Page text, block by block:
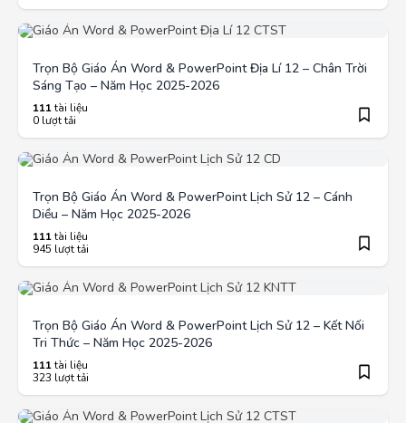
Trọn Bộ Giáo Án Word & PowerPoint Địa Lí 12 – Chân Trời
Sáng Tạo – Năm Học 2025-2026
111tài liệu
0 lượt tải
Trọn Bộ Giáo Án Word & PowerPoint Lịch Sử 12 – Cánh
Diều – Năm Học 2025-2026
111tài liệu
945 lượt tải
Trọn Bộ Giáo Án Word & PowerPoint Lịch Sử 12 – Kết Nối
Tri Thức – Năm Học 2025-2026
111tài liệu
323 lượt tải